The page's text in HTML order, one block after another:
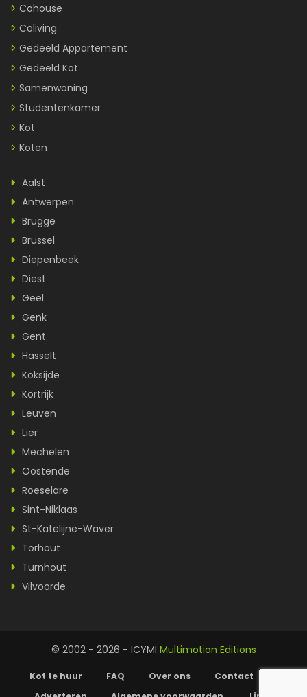
Cohouse
Coliving
Gedeeld Appartement
Gedeeld Kot
Samenwoning
Studentenkamer
Kot
Koten
Aalst
Antwerpen
Brugge
Brussel
Diepenbeek
Diest
Geel
Genk
Gent
Hasselt
Koksijde
Kortrijk
Leuven
Lier
Mechelen
Oostende
Roeselare
Sint-Niklaas
St-Katelijne-Waver
Torhout
Turnhout
Vilvoorde
© 2002 - 2026 - ICYMI Multimotion Editions
Kot te huur FAQ Over ons
Contact